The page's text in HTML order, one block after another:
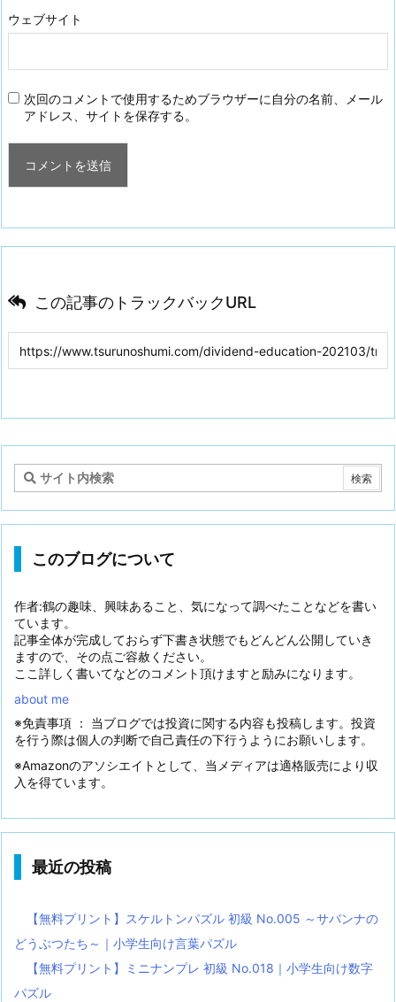
ウェブサイト
次回のコメントで使用するためブラウザーに自分の名前、メール
アドレス、サイトを保存する。
この記事のトラックバックURL
このブログについて
作者:鶴の趣味、興味あること、気になって調べたことなどを書い
ています。
記事全体が完成しておらず下書き状態でもどんどん公開していき
ますので、その点ご容赦ください。
ここ詳しく書いてなどのコメント頂けますと励みになります。
about me
※免責事項 ： 当ブログでは投資に関する内容も投稿します。投資
を行う際は個人の判断で自己責任の下行うようにお願いします。
※Amazonのアソシエイトとして、当メディアは適格販売により収
入を得ています。
最近の投稿
【無料プリント】スケルトンパズル 初級 No.005 ～サバンナの
どうぶつたち～｜小学生向け言葉パズル
【無料プリント】ミニナンプレ 初級 No.018｜小学生向け数字
パズル